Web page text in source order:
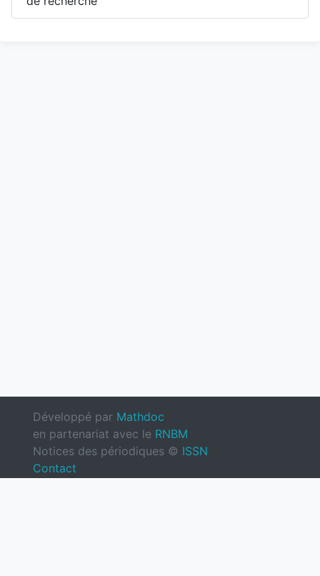
Développé par Mathdoc
en partenariat avec le RNBM
Notices des périodiques © ISSN
Contact